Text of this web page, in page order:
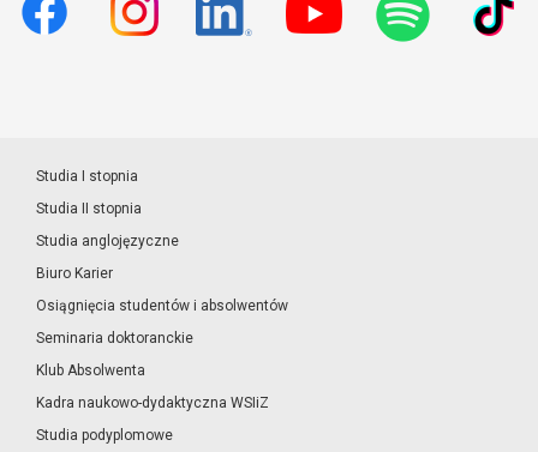
Studia I stopnia
Studia II stopnia
Studia anglojęzyczne
Biuro Karier
Osiągnięcia studentów i absolwentów
Seminaria doktoranckie
Klub Absolwenta
Kadra naukowo-dydaktyczna WSIiZ
Studia podyplomowe